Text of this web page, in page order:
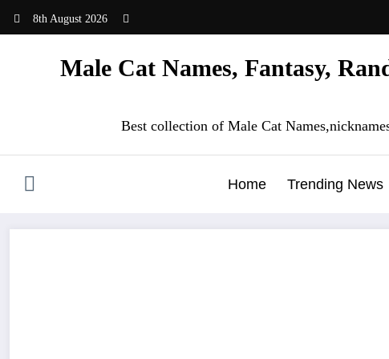
8th August 2026
Male Cat Names, Fantasy,
Best collection of Male Cat
Home Trending News